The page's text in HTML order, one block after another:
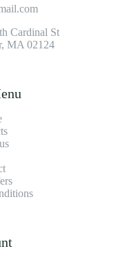
Cardinal St.
MA 02124